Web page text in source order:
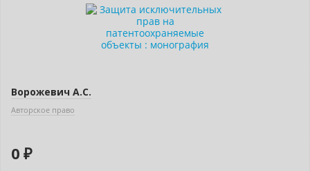
Ворожевич А.С.
Авторское право
0 ₽